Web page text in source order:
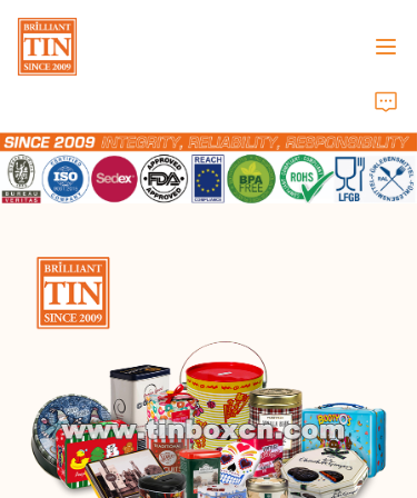
Empresa
Serviços ao Cliente
Feiras de Negócios 2026
Certificados
Sustentabilidade